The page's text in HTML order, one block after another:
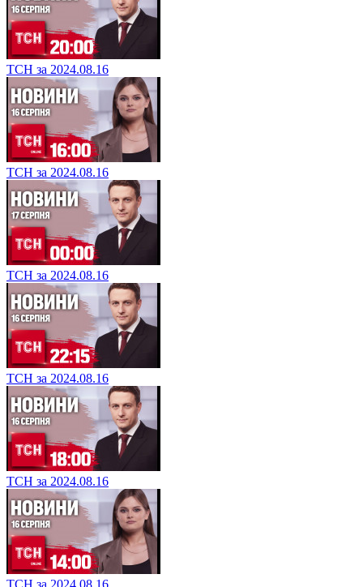
ТСН за 2024.08.16
ТСН за 2024.08.16
ТСН за 2024.08.16
ТСН за 2024.08.16
ТСН за 2024.08.16
ТСН за 2024.08.16